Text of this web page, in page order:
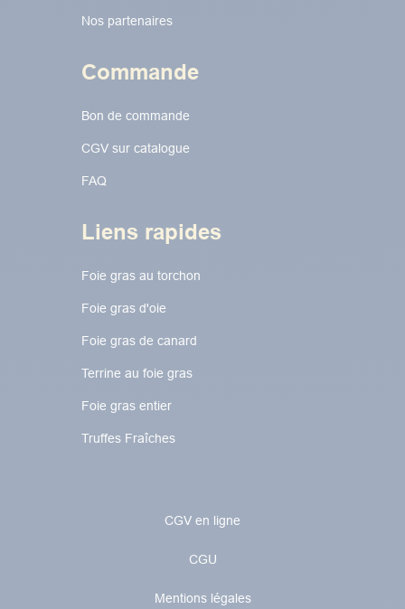
Nos partenaires
Commande
Bon de commande
CGV sur catalogue
FAQ
Liens rapides
Foie gras au torchon​​​​
Foie gras d'oie
Foie gras de canard
Terrine au foie gras
Foie gras entier
Truffes Fraîches
CGV en ligne
CGU
Mentions légales